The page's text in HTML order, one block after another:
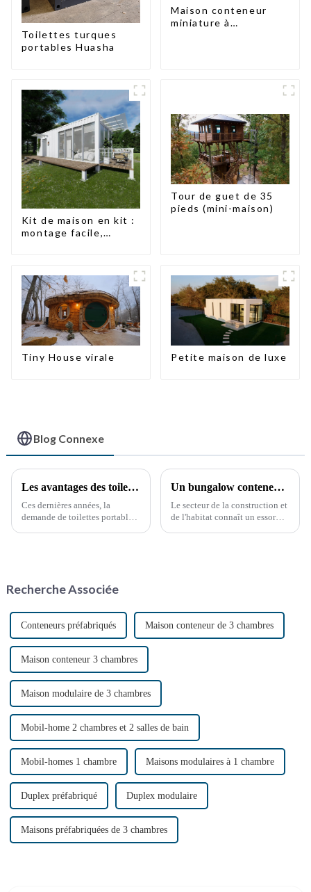
Toilettes turques
portables Huasha
Maison conteneur
miniature à
Kit de maison en kit :
montage facile,
Tour de guet de 35
pieds (mini-maison)
Tiny House virale Petite maison de luxe
Blog Connexe
Les avantages des toilettes portables : une nécessité croissante
Ces dernières années, la
demande de toilettes portables
solutions sanitaires pratiques…
Un bungalow conteneur pliable innovant de 40 pieds redéfinit l'espace de vie modulaire
Le secteur de la construction et
de l'habitat connaît un essor
Recherche Associée
Conteneurs préfabriqués Maison conteneur de 3 chambres
Maison conteneur 3 chambres
Maison modulaire de 3 chambres
Mobil-home 2 chambres et 2 salles de bain
Mobil-homes 1 chambre Maisons modulaires à 1 chambre
Duplex préfabriqué Duplex modulaire
Maisons préfabriquées de 3 chambres